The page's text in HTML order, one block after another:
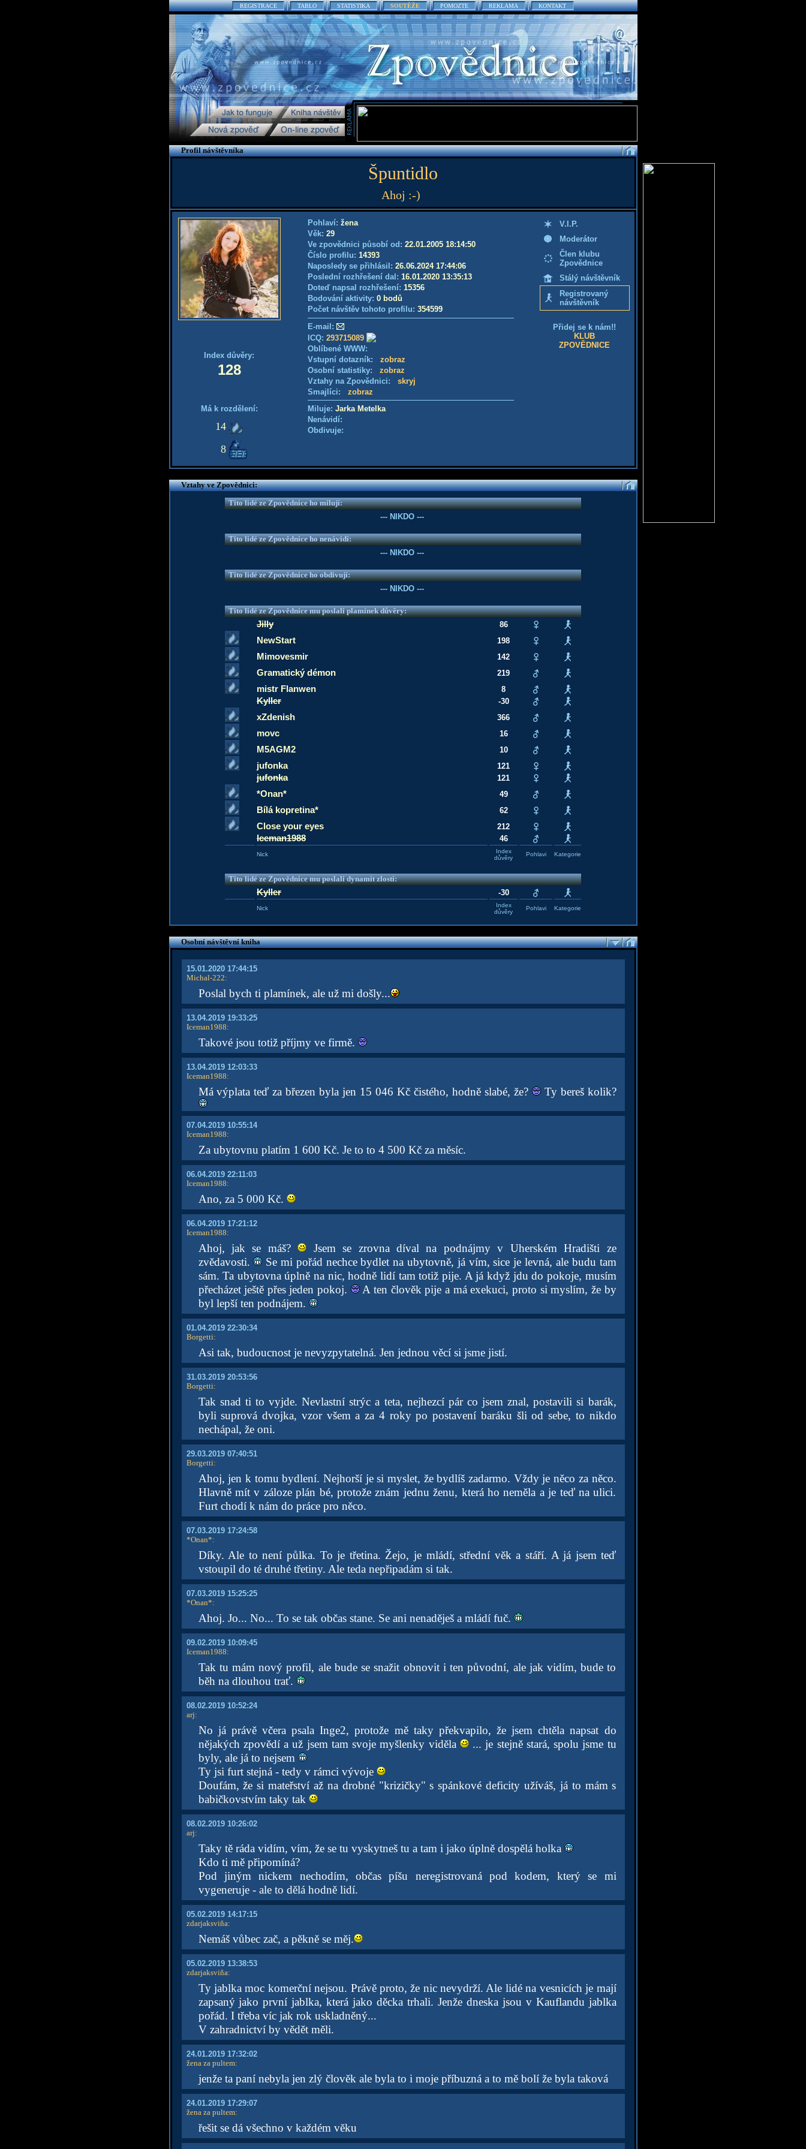
REGISTRACE TABLO STATISTIKA SOUTĚŽE POMOZTE REKLAMA KONTAKT
Profil návštěvníka
Špuntidlo
Ahoj :-)
Index důvěry:
128
Má k rozdělení:
14
8
Pohlaví: žena
Věk: 29
Ve zpovědnici působí od: 22.01.2005 18:14:50
Číslo profilu: 14393
Naposledy se přihlásil: 26.06.2024 17:44:06
Poslední rozhřešení dal: 16.01.2020 13:35:13
Doteď napsal rozhřešení: 15356
Bodování aktivity: 0 bodů
Počet návštěv tohoto profilu: 354599
E-mail:
ICQ: 293715089
Oblíbené WWW:
Vstupní dotazník: zobraz
Osobní statistiky: zobraz
Vztahy na Zpovědnici: skryj
Smajlíci: zobraz
Miluje: Jarka Metelka
Nenávidí:
Obdivuje:
V.I.P.
Moderátor
Člen klubu
Zpovědnice
Stálý návštěvník
Registrovaný
návštěvník
Přidej se k nám!!
KLUB
ZPOVĚDNICE
Vztahy ve Zpovědnici:
Tito lidé ze Zpovědnice ho milují:
--- NIKDO ---
Tito lidé ze Zpovědnice ho nenávidí:
--- NIKDO ---
Tito lidé ze Zpovědnice ho obdivují:
--- NIKDO ---
Tito lidé ze Zpovědnice mu poslali plamínek důvěry:
Jilly 86
NewStart 198
Mimovesmir 142
Gramatický démon 219
mistr Flanwen 8
Kyller -30
xZdenish 366
movc 16
M5AGM2 10
jufonka 121
jufonka 121
*Onan* 49
Bílá kopretina* 62
Close your eyes 212
Iceman1988 46
Nick
Index
důvěry
Pohlavi Kategorie
Tito lidé ze Zpovědnice mu poslali dynamit zlosti:
Kyller -30
Nick
Index
důvěry
Pohlavi Kategorie
Osobní návštěvní kniha
15.01.2020 17:44:15
Michal-222:
Poslal bych ti plamínek, ale už mi došly...
13.04.2019 19:33:25
Iceman1988:
Takové jsou totiž příjmy ve firmě.
13.04.2019 12:03:33
Iceman1988:
Má výplata teď za březen byla jen 15 046 Kč čistého, hodně slabé, že? Ty bereš kolik?
07.04.2019 10:55:14
Iceman1988:
Za ubytovnu platím 1 600 Kč. Je to to 4 500 Kč za měsíc.
06.04.2019 22:11:03
Iceman1988:
Ano, za 5 000 Kč.
06.04.2019 17:21:12
Iceman1988:
Ahoj, jak se máš?
Jsem se zrovna díval na podnájmy v Uherském Hradišti ze
zvědavosti.
Se mi pořád nechce bydlet na ubytovně, já vím, sice je levná, ale budu tam
sám. Ta ubytovna úplně na nic, hodně lidí tam totiž pije. A já když jdu do pokoje, musím
přecházet ještě přes jeden pokoj.
A ten člověk pije a má exekuci, proto si myslím, že by
byl lepší ten podnájem.
01.04.2019 22:30:34
Borgetti:
Asi tak, budoucnost je nevyzpytatelná. Jen jednou věcí si jsme jistí.
31.03.2019 20:53:56
Borgetti:
Tak snad ti to vyjde. Nevlastní strýc a teta, nejhezcí pár co jsem znal, postavili si barák,
byli suprová dvojka, vzor všem a za 4 roky po postavení baráku šli od sebe, to nikdo
nechápal, že oni.
29.03.2019 07:40:51
Borgetti:
Ahoj, jen k tomu bydlení. Nejhorší je si myslet, že bydlíš zadarmo. Vždy je něco za něco.
Hlavně mít v záloze plán bé, protože znám jednu ženu, která ho neměla a je teď na ulici.
Furt chodí k nám do práce pro něco.
07.03.2019 17:24:58
*Onan*:
Díky. Ale to není půlka. To je třetina. Žejo, je mládí, střední věk a stáří. A já jsem teď
vstoupil do té druhé třetiny. Ale teda nepřipadám si tak.
07.03.2019 15:25:25
*Onan*:
Ahoj. Jo... No... To se tak občas stane. Se ani nenaděješ a mládí fuč.
09.02.2019 10:09:45
Iceman1988:
Tak tu mám nový profil, ale bude se snažit obnovit i ten původní, ale jak vidím, bude to
běh na dlouhou trať.
08.02.2019 10:52:24
arj:
No já právě včera psala Inge2, protože mě taky překvapilo, že jsem chtěla napsat do
nějakých zpovědí a už jsem tam svoje myšlenky viděla
... je stejně stará, spolu jsme tu
byly, ale já to nejsem
Ty jsi furt stejná - tedy v rámci vývoje
Doufám, že si mateřství až na drobné "krizičky" s spánkové deficity užíváš, já to mám s
babičkovstvím taky tak
08.02.2019 10:26:02
arj:
Taky tě ráda vidím, vím, že se tu vyskytneš tu a tam i jako úplně dospělá holka
Kdo ti mě připomíná?
Pod jiným nickem nechodím, občas píšu neregistrovaná pod kodem, který se mi
vygeneruje - ale to dělá hodně lidí.
05.02.2019 14:17:15
zdarjaksviňa:
Nemáš vůbec zač, a pěkně se měj.
05.02.2019 13:38:53
zdarjaksviňa:
Ty jablka moc komerční nejsou. Právě proto, že nic nevydrží. Ale lidé na vesnicích je mají
zapsaný jako první jablka, která jako děcka trhali. Jenže dneska jsou v Kauflandu jablka
pořád. I třeba víc jak rok uskladněný...
V zahradnictví by vědět měli.
24.01.2019 17:32:02
žena za pultem:
jenže ta paní nebyla jen zlý člověk ale byla to i moje příbuzná a to mě bolí že byla taková
24.01.2019 17:29:07
žena za pultem:
řešit se dá všechno v každém věku